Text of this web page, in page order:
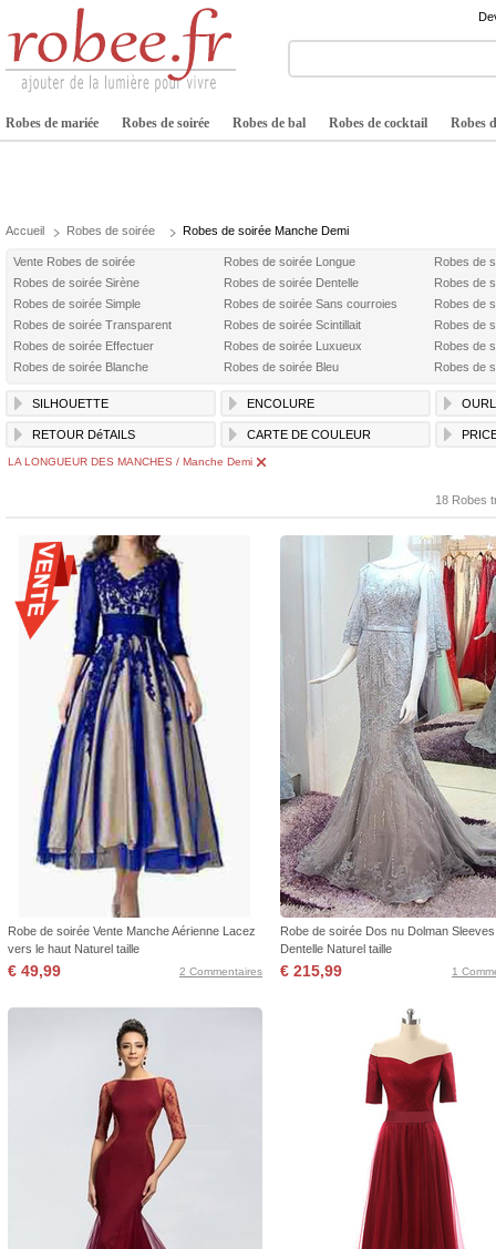
Robes de mariée Robes de soirée Robes de bal Robes de cocktail Robes
Accueil Robes de soirée Robes de soirée Manche Demi
Vente Robes de soirée Robes de soirée Longue
Robes de
Robes de soirée Sirène
Robes de soirée Dentelle
Robes de
Robes de soirée Simple
Robes de soirée Sans courroies
Robes de
Robes de soirée Transparent
Robes de soirée Scintillait
Robes de
Robes de soirée Effectuer
Robes de soirée Luxueux
Robes de
Robes de soirée Blanche
Robes de soirée Bleu Robes de
SILHOUETTE ENCOLURE
RETOUR DéTAILS CARTE DE COULEUR
LA LONGUEUR DES MANCHES / Manche Demi
18 Robes
Robe de soirée Vente Manche Aérienne Lacez
vers le haut Naturel taille
€ 49,99 2 Commentaires
Robe de soirée Dos nu Dolman Sleeves
Dentelle Naturel taille
€ 215,99 1